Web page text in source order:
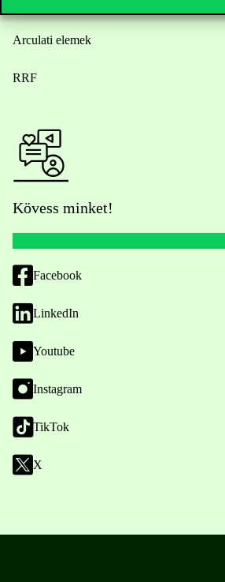
Arculati elemek
RRF
Kövess minket!
Facebook
LinkedIn
Youtube
Instagram
TikTok
X